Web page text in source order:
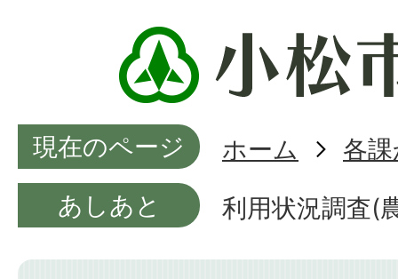
現在のページ ホーム
各
あしあと
利用状況調査(